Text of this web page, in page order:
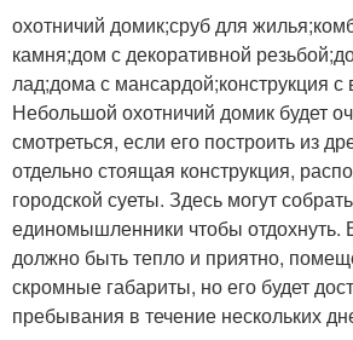
охотничий домик;сруб для
камня;дом с декоративной
лад;дома с мансардой;конструкция с
Небольшой охотничий домик будет
смотреться, если его построить из
отдельно стоящая конструкция,
городской суеты. Здесь могут
единомышленники чтобы отдохнуть.
должно быть тепло и приятно,
скромные габариты, но его будет
пребывания в течение нескольких